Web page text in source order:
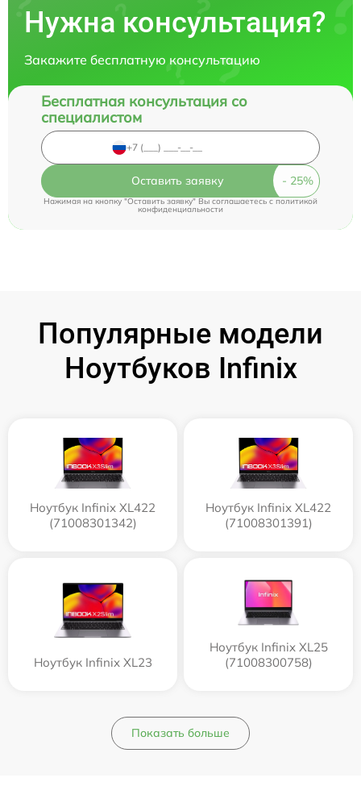
Нужна консультация?
Закажите бесплатную консультацию
Бесплатная консультация со
специалистом
Оставить заявку
Нажимая на кнопку "Оставить заявку" Вы соглашаетесь cполитикой
конфиденциальности
Популярные модели
Ноутбуков Infinix
Ноутбук Infinix XL422
(71008301342)
Ноутбук Infinix XL422
(71008301391)
Ноутбук Infinix XL23
Ноутбук Infinix XL25
(71008300758)
Показать больше